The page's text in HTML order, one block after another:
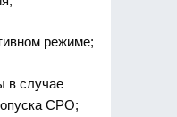
режиме;
в случае
СРО;